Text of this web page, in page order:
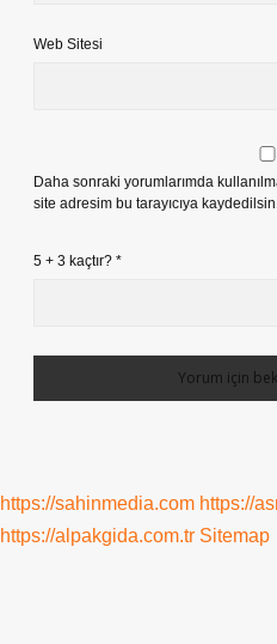
Web Sitesi
Daha sonraki yorumlarımda
site adresim bu tarayıcıya
5 + 3 kaçtır? *
https://sahinmedia.com https://
https://alpakgida.com.tr Sitemap